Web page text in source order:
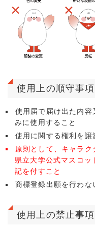
使用上の順守事項
使用届で届け出た内
みに使用すること
使用に関する権利を譲
原則として、キャラ
県立大学公式マスコ
記を付すこと
商標登録出願を行わな
使用上の禁止事項